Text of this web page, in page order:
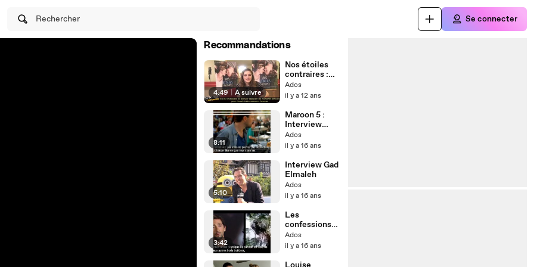
Rechercher Se connecter
Recommandations
4:49 À suivre
Nos étoiles
contraires :
Birdy en
Interview !
Ados
il y a 12 ans
8:11
Maroon 5 :
Interview
Adam Levine
Ados
il y a 16 ans
5:10
Interview Gad
Elmaleh
Ados
il y a 16 ans
3:42
Les
confessions
d'Adrien
Brody
Ados
il y a 16 ans